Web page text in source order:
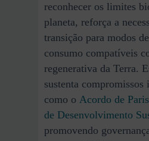
reconhecer os limites
planeta, reforça a
transição para modos
consumo compatíveis
regenerativa da Terra.
sustenta compromissos
como o Acordo de Paris
de Desenvolvimento
promovendo